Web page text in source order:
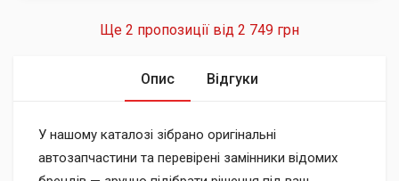
Ще 2 пропозиції від 2 749 грн
Опис Відгуки
У нашому каталозі зібрано оригінальні
автозапчастини та перевірені замінники відомих